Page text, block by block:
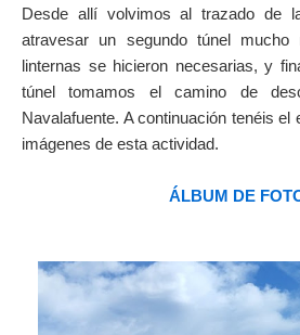
Desde allí volvimos al trazado de
atravesar un segundo túnel
linternas se hicieron necesarias, y
túnel tomamos el camino de
Navalafuente. A continuación tenéis el
imágenes de esta actividad.
ÁLBUM DE